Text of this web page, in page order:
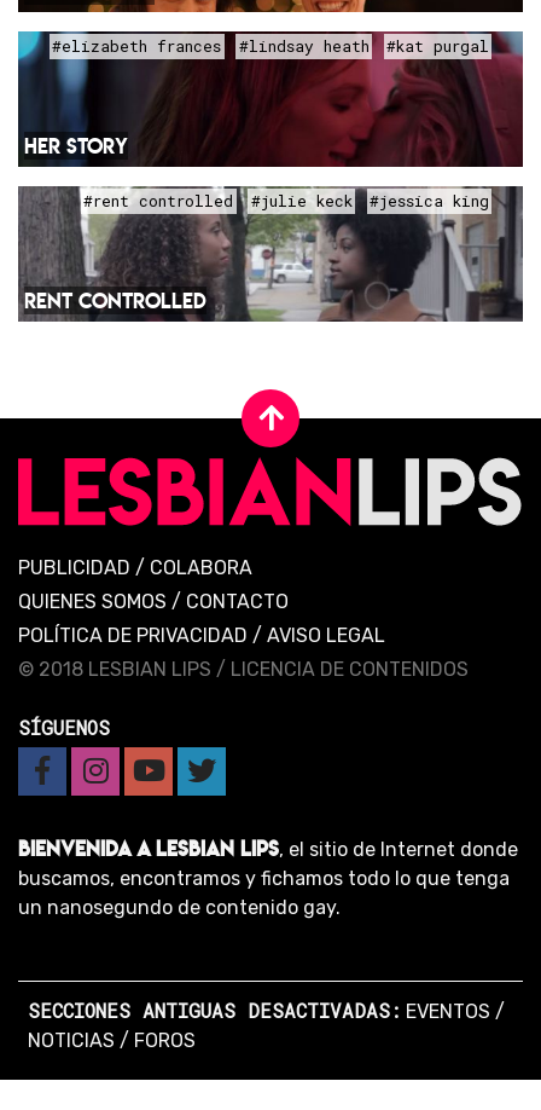
#elizabeth frances #lindsay heath #kat purgal
HER STORY
#rent controlled #julie keck #jessica king
RENT CONTROLLED
PUBLICIDAD / COLABORA
QUIENES SOMOS / CONTACTO
POLÍTICA DE PRIVACIDAD / AVISO LEGAL
© 2018 LESBIAN LIPS / LICENCIA DE CONTENIDOS
SÍGUENOS
BIENVENIDA A LESBIAN LIPS, el sitio de Internet donde
buscamos, encontramos y fichamos todo lo que tenga
un nanosegundo de contenido gay.
SECCIONES ANTIGUAS DESACTIVADAS: EVENTOS /
NOTICIAS / FOROS